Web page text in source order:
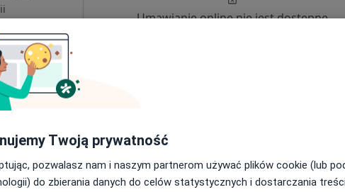
sp. z o.o.
250 zł
Umawianie online nie jest dostępne
Twoją prywatność
pozwalasz nam i naszym partnerom używać plików cookie (lub
do zbierania danych do celów statystycznych i dostarczania